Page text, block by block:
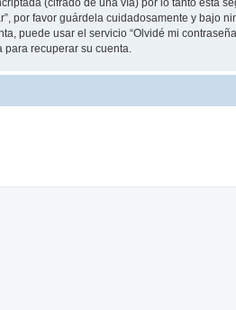
por favor guárdela cuidadosamente y bajo
puede usar el servicio “Olvidé mi
recuperar su cuenta.